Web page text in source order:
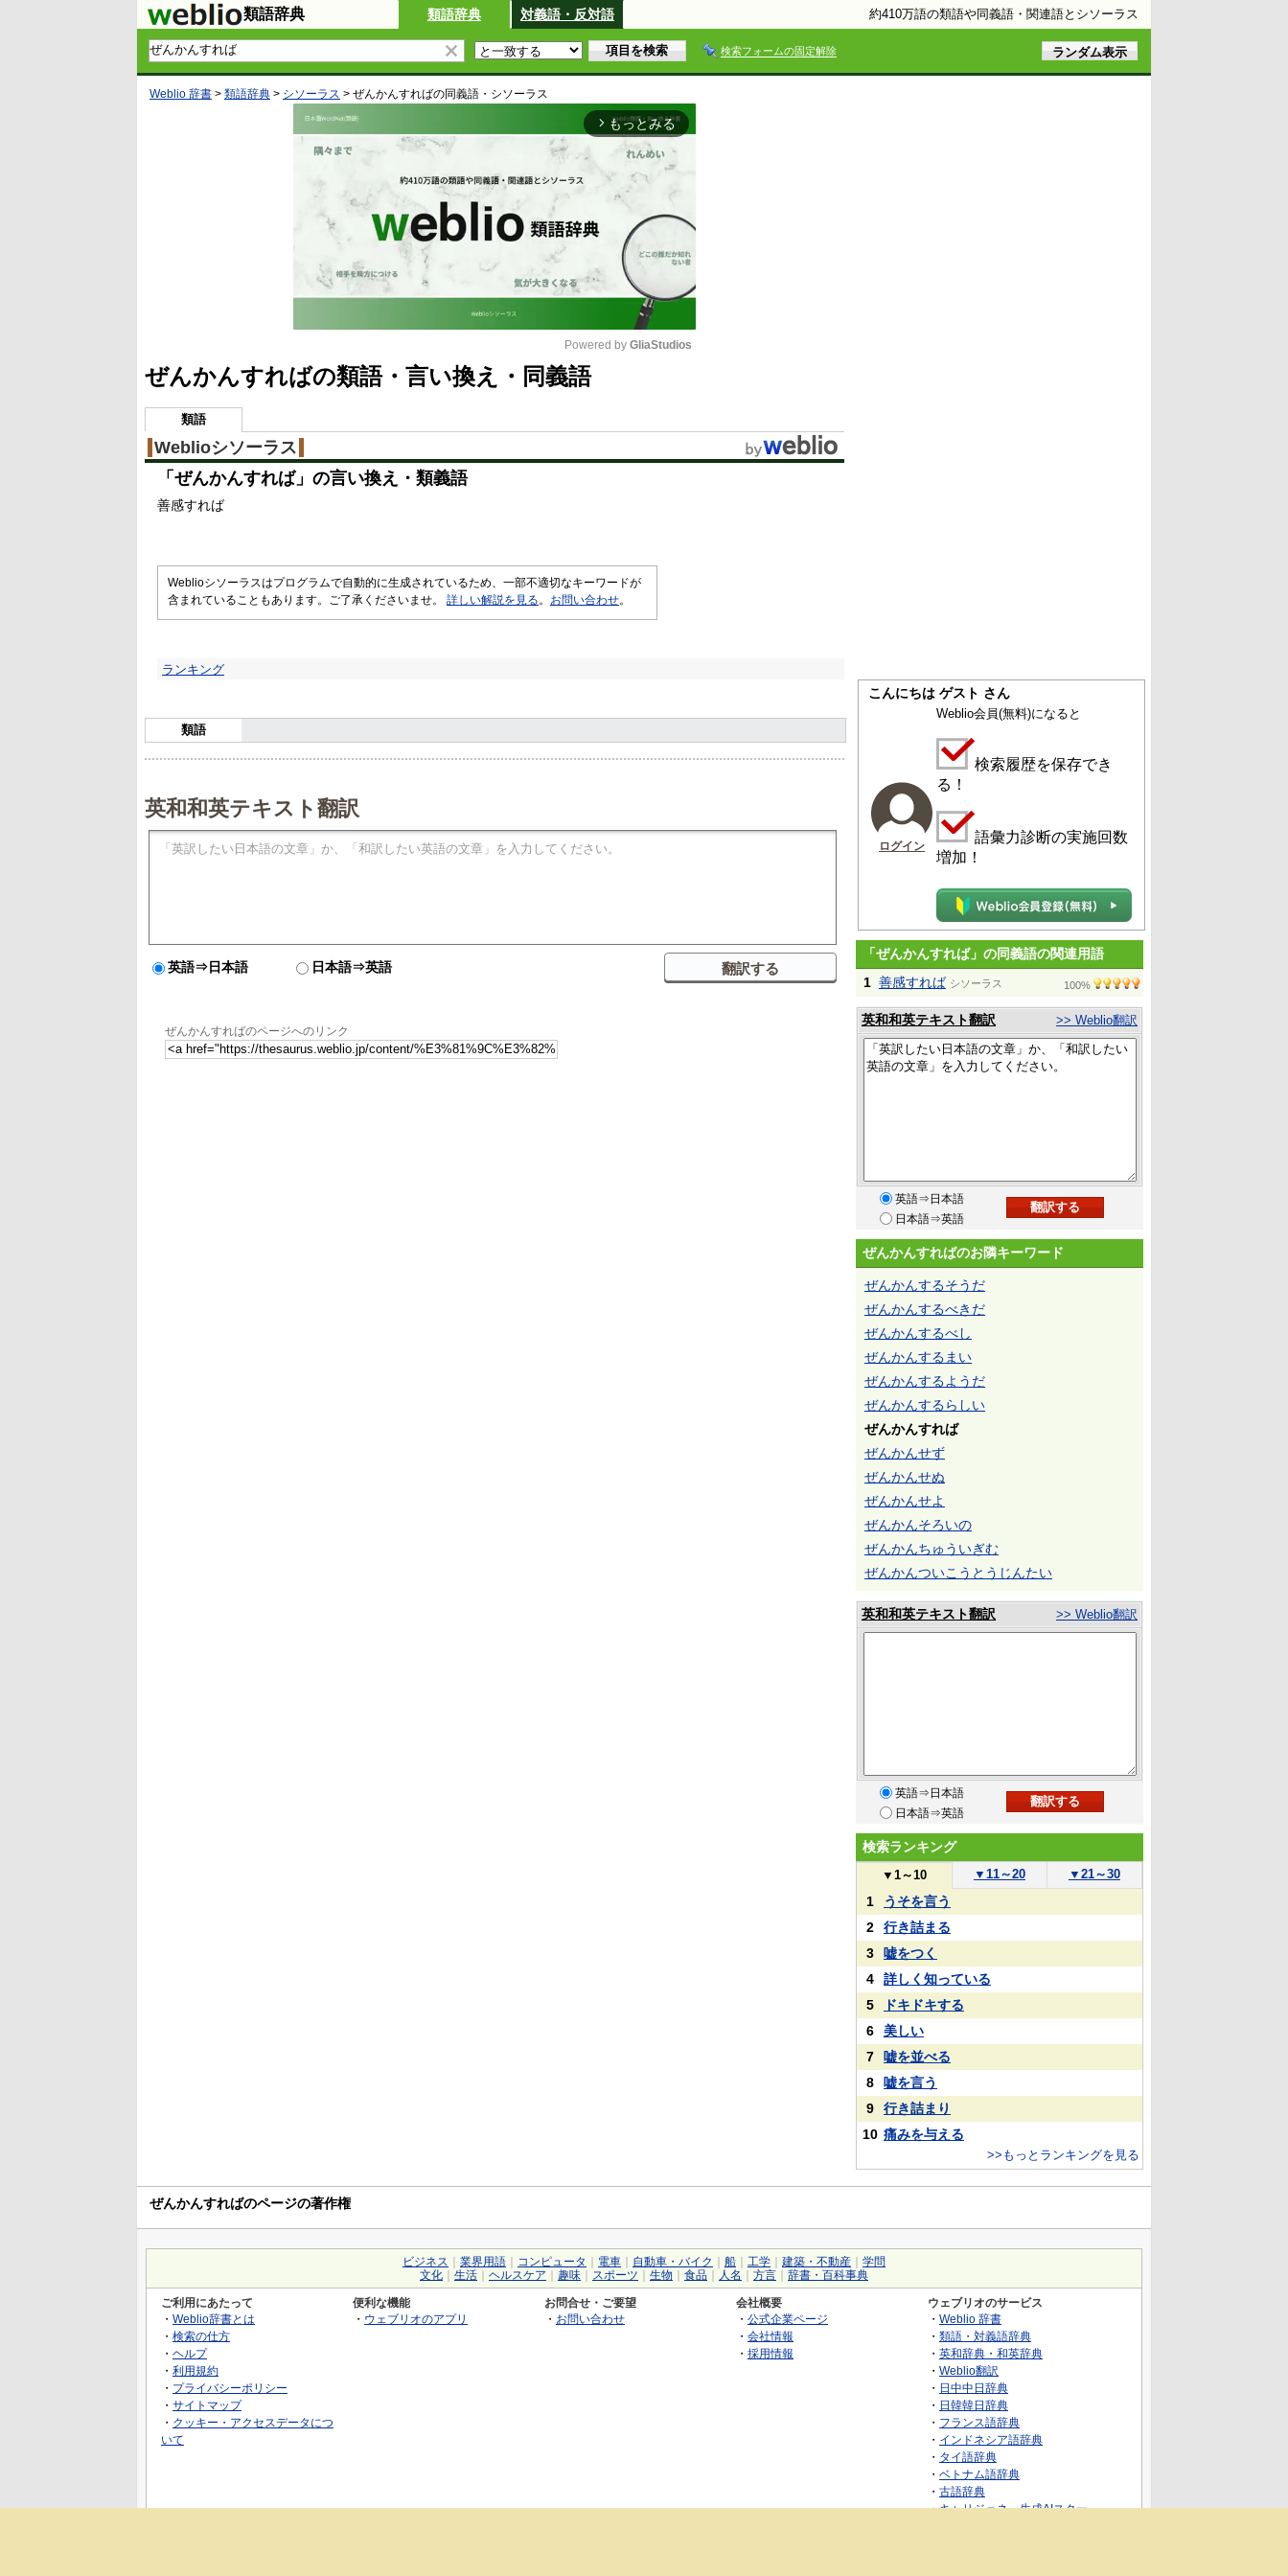
類語辞典 類語辞典 対義語・反対語 約410万語の類語や同義語・関連語とシソーラス
検索フォームの固定解除
Weblio 辞書 > 類語辞典 > シソーラス > ぜんかんすればの同義語・シソーラス
arrow_forward_ios もっとみる
Powered by GliaStudios
ぜんかんすればの類語・言い換え・同義語
類語
Weblioシソーラス
「 ぜんかんすれば」の言い換え・類義語
善感すれば
Weblioシソーラスはプログラムで自動的に生成されているため、一部不適切なキーワードが
含まれていることもあります。ご了承くださいませ。 詳しい解説を見る 。 お問い合わせ。
ランキング
類語
英和和英テキスト翻訳
英語⇒日本語 日本語⇒英語
ぜんかんすればのページへのリンク
こんにちは ゲスト さん
ログイン
Weblio会員(無料)になると
検索履歴を保存でき
る！
語彙力診断の実施回数
増加！
「ぜんかんすれば」の同義語の関連用語
1 善感すれば シソーラス 100%
英和和英テキスト翻訳 >> Weblio翻訳
英語⇒日本語
日本語⇒英語
ぜんかんすればのお隣キーワード
ぜんかんするそうだ
ぜんかんするべきだ
ぜんかんするべし
ぜんかんするまい
ぜんかんするようだ
ぜんかんするらしい
ぜんかんすれば
ぜんかんせず
ぜんかんせぬ
ぜんかんせよ
ぜんかんそろいの
ぜんかんちゅういぎむ
ぜんかんついこうとうじんたい
英和和英テキスト翻訳 >> Weblio翻訳
英語⇒日本語
日本語⇒英語
検索ランキング
▼ 1～10 ▼ 11～20 ▼ 21～30
1
うそを言う
2
行き詰まる
3
嘘をつく
4
詳しく知っている
5
ドキドキする
6
美しい
7
嘘を並べる
8
嘘を言う
9
行き詰まり
10 痛みを与える
>>もっとランキングを見る
ぜんかんすればのページの著作権
ビジネス 業界用語 コンピュータ 電車 自動車・バイク 船 工学 建築・不動産
学問
文化
生活 ヘルスケア 趣味 スポーツ 生物 食品 人名 方言 辞書・百科事典
ご利用にあたって
・ Weblio辞書とは
・ 検索の仕方
・ ヘルプ
・ 利用規約
・ プライバシーポリシー
・ サイトマップ
・ クッキー・アクセスデータにつ
いて
便利な機能
・ ウェブリオのアプリ
お問合せ・ご要望
・ お問い合わせ
会社概要
・ 公式企業ページ
・ 会社情報
・ 採用情報
ウェブリオのサービス
・ Weblio 辞書
・ 類語・対義語辞典
・ 英和辞典・和英辞典
・ Weblio翻訳
・ 日中中日辞典
・ 日韓韓日辞典
・ フランス語辞典
・ インドネシア語辞典
・ タイ語辞典
・ ベトナム語辞典
・ 古語辞典
・キャリジェネ～生成AIスクー